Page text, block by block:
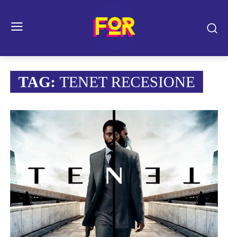
TAG: TENET RECESIONE